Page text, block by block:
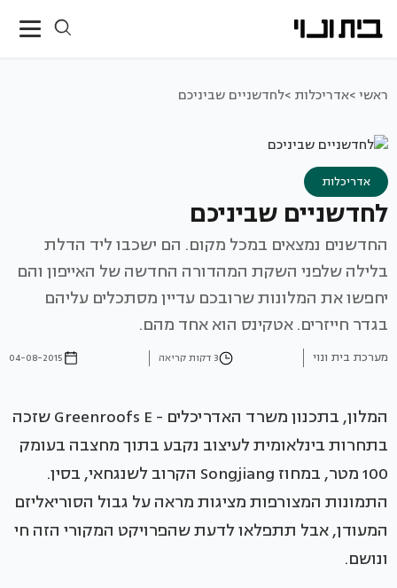
ראשי >אדריכלות >לחדשניים שביניכם
אדריכלות
לחדשניים שביניכם
החדשנים נמצאים במכל מקום. הם ישכבו ליד הדלת
בלילה שלפני השקת המהדורה החדשה של האייפון והם
יחפשו את המלונות שרובכם עדיין מסתכלים עליהם
בגדר חייזרים. אטקינס הוא אחד מהם.
מערכת בית ונוי 3 דקות קריאה 04-08-2015
המלון, בתכנון משרד האדריכלים - Greenroofs E שזכה
בתחרות בינלאומית לעיצוב נקבע בתוך מחצבה בעומק
100 מטר, במחוז Songjiang הקרוב לשנגחאי, בסין.
התמונות המצורפות מציגות מראה על גבול הסוריאליזם
המעודן, אבל תתפלאו לדעת שהפרויקט המקורי הזה חי
ונושם.